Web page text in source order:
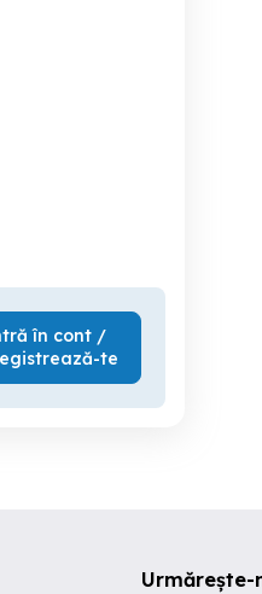
în cont /
te
Urmărește-